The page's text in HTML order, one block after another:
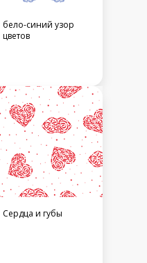
бело-синий узор
цветов
Сердца и губы